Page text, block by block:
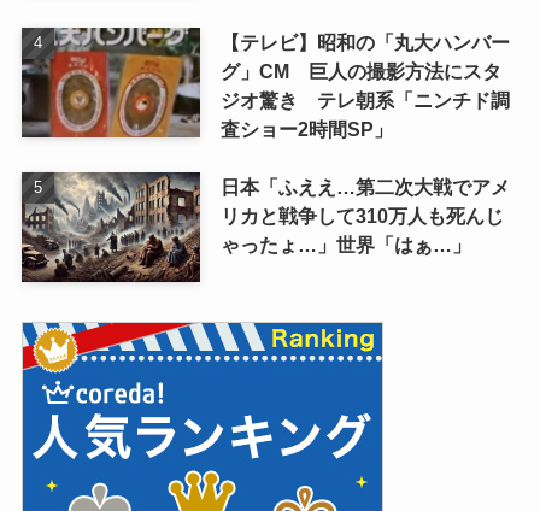
【テレビ】昭和の「丸大ハンバー
グ」CM 巨人の撮影方法にスタ
ジオ驚き テレ朝系「ニンチド調
査ショー2時間SP」
日本「ふええ…第二次大戦でアメ
リカと戦争して310万人も死んじ
ゃったょ…」世界「はぁ…」